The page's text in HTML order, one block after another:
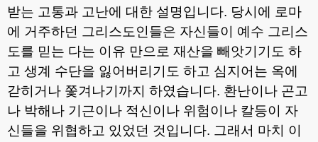
받는 고통과 고난에 대한 설명입니다. 당시에 로마
에 거주하던 그리스도인들은 자신들이 예수 그리스
도를 믿는 다는 이유 만으로 재산을 빼앗기기도 하
고 생계 수단을 잃어버리기도 하고 심지어는 옥에
갇히거나 쫓겨나기까지 하였습니다. 환난이나 곤고
나 박해나 기근이나 적신이나 위험이나 칼등이 자
신들을 위협하고 있었던 것입니다. 그래서 마치 이